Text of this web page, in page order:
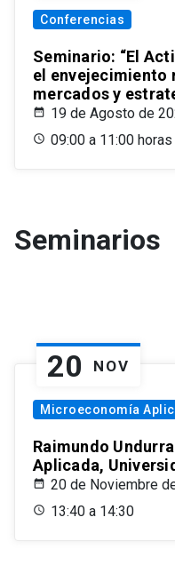
Conferencias
Seminario: “El
el envejecimiento
mercados y
19 de Agosto de
09:00 a 11:00 horas
Seminarios
20 NOV
Microeconomía
Raimundo
Aplicada,
20 de Noviembre
13:40 a 14:30